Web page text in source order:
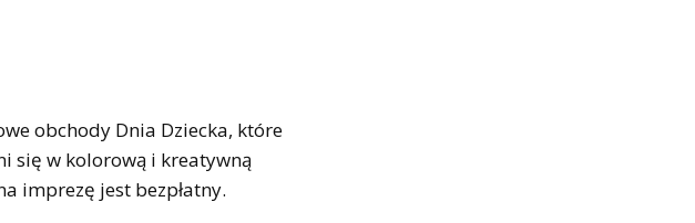
obchody Dnia Dziecka, które
się w kolorową i kreatywną
imprezę jest bezpłatny.